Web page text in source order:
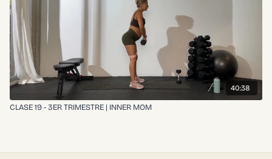
40:38
CLASE 19 - 3ER TRIMESTRE | INNER MOM